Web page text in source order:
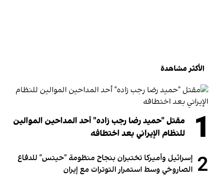
الأكثر مشاهدة
1
مقتل "حميد رضا رجب زاده" أحد المداحين الموالين
للنظام الإيراني بعد اختطافه
2 إسرائيل وأميركا تختبران بنجاح منظومة "حيتس" للدفاع
الصاروخي وسط استمرار التوترات مع إيران